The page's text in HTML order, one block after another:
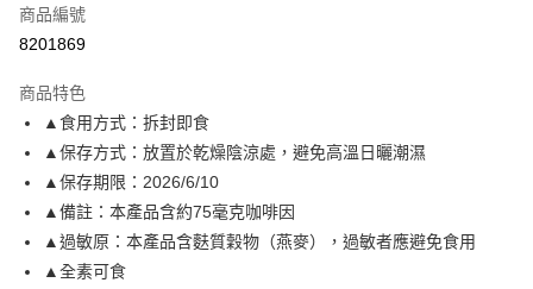
信用卡分期付款
合作金庫商業銀行
華南商業銀行
上海商業儲蓄銀行
台北富邦商業銀行
國泰世華商業銀行
臺灣中小企業銀行
台中商業銀行
匯豐（台灣）商業銀行
華泰商業銀行
聯邦商業銀行
遠東國際商業銀行
元大商業銀行
6 期 0 利率 每期
華南商業銀行
彰化商業銀行
上海商業儲蓄銀行
國泰世華商業銀行
兆豐國際商業銀行
臺灣中小企業銀行
台中商業銀行
匯豐（台灣）商業銀行
12 期 0 利率 每期 NT$6
合作金庫商業銀行
上海商業儲蓄銀行
台北富邦商業銀行
國泰世華商業銀行
兆豐國際商業銀行
臺灣中小企業銀行
LINE Pay
Apple Pay
街口支付
商品編號
8201869
商品特色
▲食用方式：拆封即食
▲保存方式：放置於乾燥陰涼處，避免高溫日曬潮濕
▲保存期限：2026/6/10
▲備註：本產品含約75毫克咖啡因
▲過敏原：本產品含麩質穀物（燕麥），過敏者應避免食用
▲全素可食